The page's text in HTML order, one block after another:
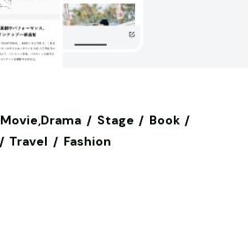
Movie,Drama Stage
Book
Travel Fashion